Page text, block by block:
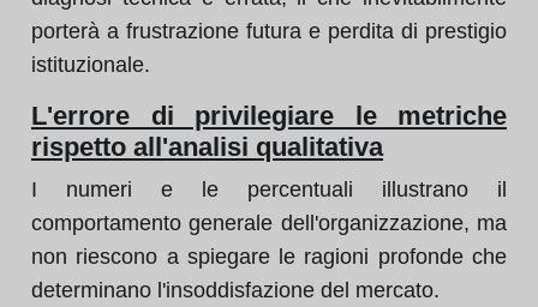
porterà a frustrazione futura e perdita di prestigio
istituzionale.
L'errore di privilegiare le metriche
rispetto all'analisi qualitativa
I numeri e le percentuali illustrano il
comportamento generale dell'organizzazione, ma
non riescono a spiegare le ragioni profonde che
determinano l'insoddisfazione del mercato.